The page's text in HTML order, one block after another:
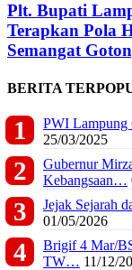
Plt. Bupati
Terapkan Pola
Semangat
BERITA
PWI Lampung
25/03/2025
Gubernur
Kebangsaan…
Jejak Sejarah
01/05/2026
Brigif 4 Mar/
TW… 11/12/